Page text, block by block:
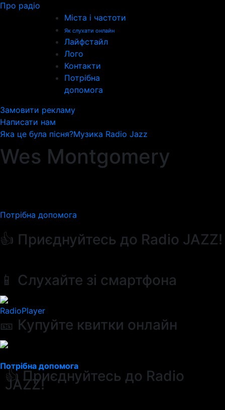
Про радіо
Міста і частоти
Як слухати онлайн
Лайфстайл
Лого
Контакти
Потрібна
допомога
Замовити рекламу
Написати нам
Яка це була пісня?Музика Radio Jazz
Wes Montgomery
Потрібна допомога
👍 Приєднуйтесь до Radio JAZZ!
📱 Слухайте зі смартфона
RadioPlayer
🎫 Купуйте квитки онлайн
Потрібна допомога
👍 Приєднуйтесь до Radio
JAZZ!